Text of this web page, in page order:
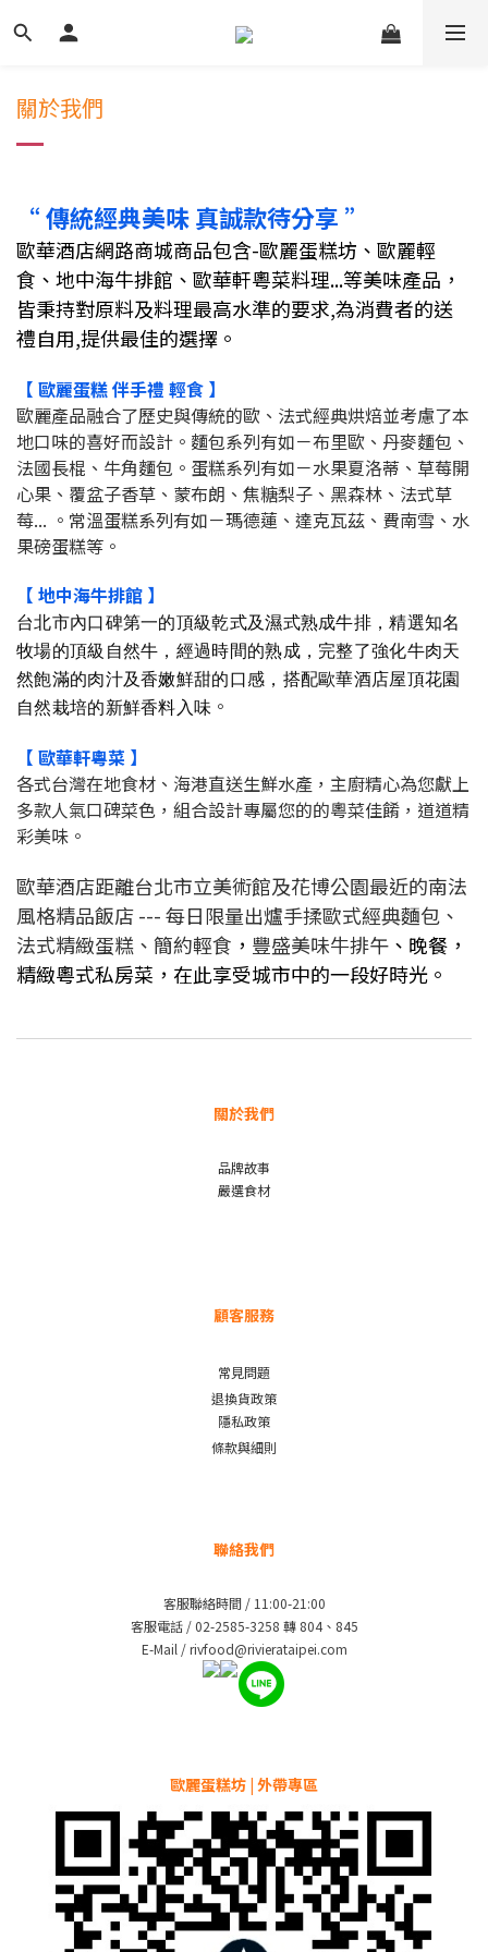
關於我們
“ 傳統經典美味真誠款待分享 ”
歐華酒店網路商城商品包含-歐麗蛋糕坊、歐麗輕
食 、地中海牛排館、歐華軒粵菜料理...等美味產品，
皆秉持對原料及料理最高水準的要求,為消費者的送
禮自用,提供最佳的選擇。
【 歐麗蛋糕 伴手禮 輕食 】
歐麗產品融合了歷史與傳統的歐、法式經典烘焙並考慮了本
地口味的喜好而設計。麵包系列有如－布里歐、丹麥麵包、
法國長棍、牛角麵包。蛋糕系列有如－水果夏洛蒂、草莓開
心果、覆盆子香草、蒙布朗、焦糖梨子、黑森林、法式草
莓... 。常溫蛋糕系列有如－瑪德蓮、達克瓦茲、費南雪、水
果磅蛋糕等。
【 地中海牛排館 】
台北市內口碑第一的頂級乾式及濕式熟成牛排，精選知名
牧場的頂級自然牛，經過時間的熟成，完整了強化牛肉天
然飽滿的肉汁及香嫩鮮甜的口感，搭配歐華酒店屋頂花園
自然栽培的新鮮香料入味 。
【 歐華軒粵菜 】
各式台灣在地食材、海港直送生鮮水產，主廚精心為您獻上
多款人氣口碑菜色，組合設計專屬您的的粵菜佳餚，道道精
彩美味。
歐華酒店距離台北市立美術館及花博公園最近的南法
風格精品飯店 --- 每日限量出爐手揉歐式經典麵包、
法式精緻蛋糕、簡約輕食 ， 豐盛美味牛排午 、晚餐，
精緻粵式私房菜，在此享受城市中的一段好時光。
關於我們
品牌故事
嚴選食材
顧客服務
常見問題
退換貨政策
隱私政策
條款與細則
聯絡我們
客服聯絡時間 / 11:00-21:00
客服電話 / 02-2585-3258 轉 804、845
E-Mail / rivfood@rivierataipei.com
歐麗蛋糕坊 | 外帶專區